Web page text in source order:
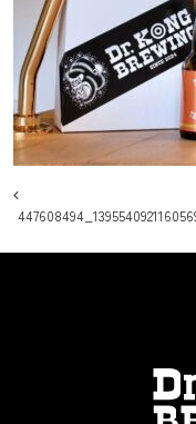
投稿ナビゲー